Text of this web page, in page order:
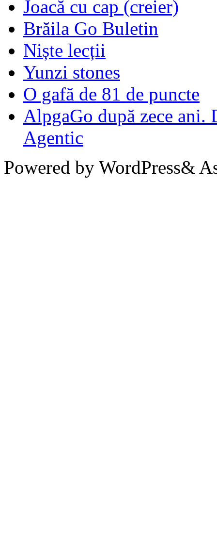
Joacă cu cap (creier)
Brăila Go Buletin
Niște lecții
Yunzi stones
O gafă de 81 de puncte
AlpgaGo după zece ani.
Agentic
Powered by WordPress&